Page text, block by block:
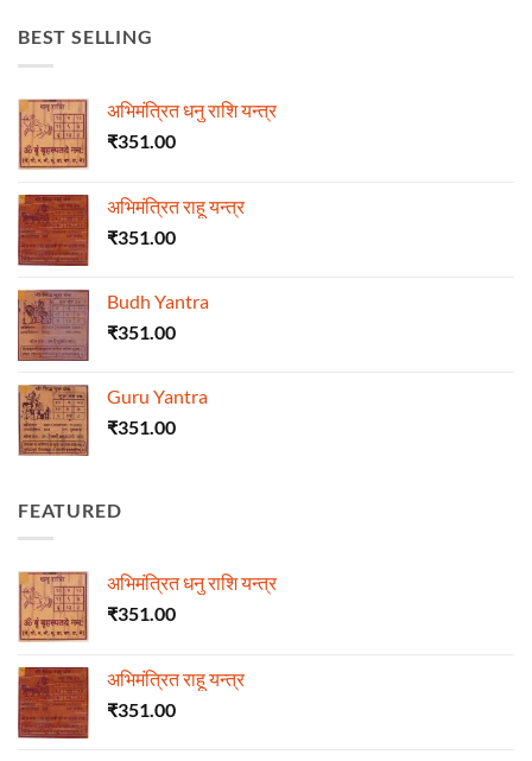
BEST SELLING
अभिमंत्रित धनु राशि यन्त्र
₹351.00
अभिमंत्रित राहू यन्त्र
₹351.00
Budh Yantra
₹351.00
Guru Yantra
₹351.00
FEATURED
अभिमंत्रित धनु राशि यन्त्र
₹351.00
अभिमंत्रित राहू यन्त्र
₹351.00